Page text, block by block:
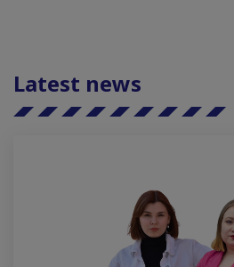
Latest news